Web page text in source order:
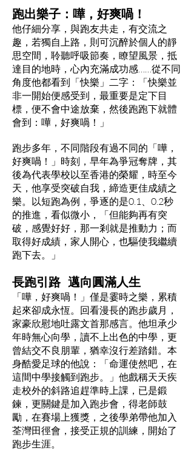
跑出樂子：嘩，好爽喎！
他仔細分享，與跑友共走，有交流之
趣，若獨自上路，則可沉醉於個人的靜
思空間，聆聽呼吸節奏，瞭望風景，抵
達目的地時，心內充滿成功感……從不同
角度他都看到「快樂」二字：「快樂並
非一開始便感受到，最重要是定下目
標，便不會中途放棄，然後跑跑下就體
會到：嘩，好爽喎！」
跑步多年，不同階段有過不同的「嘩，
好爽喎！」時刻，早年為爭冠奪牌，其
後為代表學校以至香港的榮耀，時至今
天，他享受突破自我，締造更佳成績之
樂。以短跑為例，爭逐的是0.1、0.2秒
的推進，看似微小，「但能夠再有突
破，感覺好好，那一剎就是推動力；而
取得好成績，家人開心，也驅使我繼續
跑下去。」
長跑引路 邁向圓滿人生
「嘩，好爽喎！」僅是霎時之樂，累積
起來卻成永恆。回看漫長的跑步歲月，
家豪欣慰地吐露文首那感言。他坦承少
年時無心向學，讀不上出色的中學，更
曾結交不良朋輩，猶幸沒行差踏錯。本
身酷愛足球的他說：「命運使然吧，在
這間中學接觸到跑步。」他戲稱天天疾
走校外的斜路追趕準時上課，已是鍛
鍊，更關鍵是加入跑步會，得老師鼓
勵，在賽場上獲獎，之後學弟帶他加入
荃灣田徑會，接受正規的訓練，開始了
跑步生涯。